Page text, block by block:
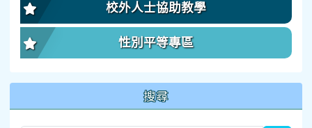
校外人士協助教學
性別平等專區
搜尋